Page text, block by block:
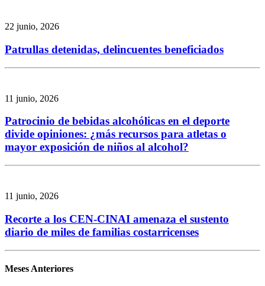
22 junio, 2026
Patrullas detenidas, delincuentes beneficiados
11 junio, 2026
Patrocinio de bebidas alcohólicas en el deporte
divide opiniones: ¿más recursos para atletas o
mayor exposición de niños al alcohol?
11 junio, 2026
Recorte a los CEN-CINAI amenaza el sustento
diario de miles de familias costarricenses
Meses Anteriores